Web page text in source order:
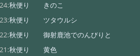
秋便り きのこ
秋便り ツタウルシ
秋便り 御射鹿池でのんびりと
秋便り 黄色